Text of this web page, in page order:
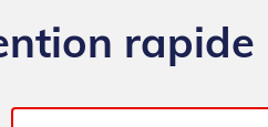
rapide